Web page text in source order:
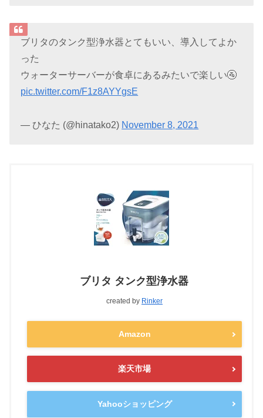
ブリタのタンク型浄水器とてもいい、導入してよか
った
ウォーターサーバーが食卓にあるみたいで楽しい🚰
pic.twitter.com/F1z8AYYgsE
— ひなた (@hinatako2) November 8, 2021
ブリタ タンク型浄水器
created by Rinker
Amazon
楽天市場
Yahooショッピング